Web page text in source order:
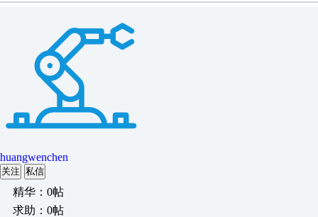
huangwenchen
关注 私信
精华：0帖
求助：0帖